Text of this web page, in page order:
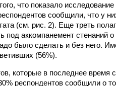
что показало
сообщили, что у
(см. рис. 2). Еще треть
под аккомпанемент стенаний
было сделать и без него.
(56%).
которые в последнее
респондентов сообщили о